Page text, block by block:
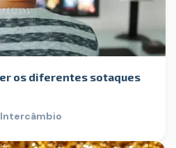
os diferentes sotaques